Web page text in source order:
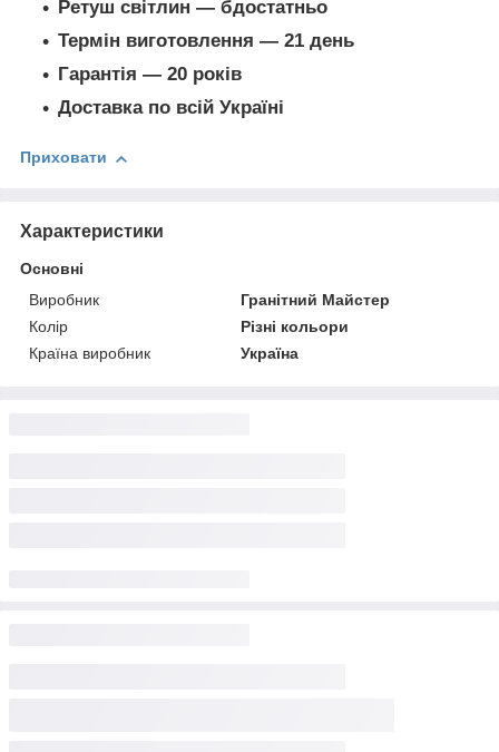
Ретуш світлин — бдостатньо
Термін виготовлення — 21 день
Гарантія — 20 років
Доставка по всій Україні
Приховати
Характеристики
Основні
Виробник
Гранітний Майстер
Колір
Різні кольори
Країна виробник
Україна